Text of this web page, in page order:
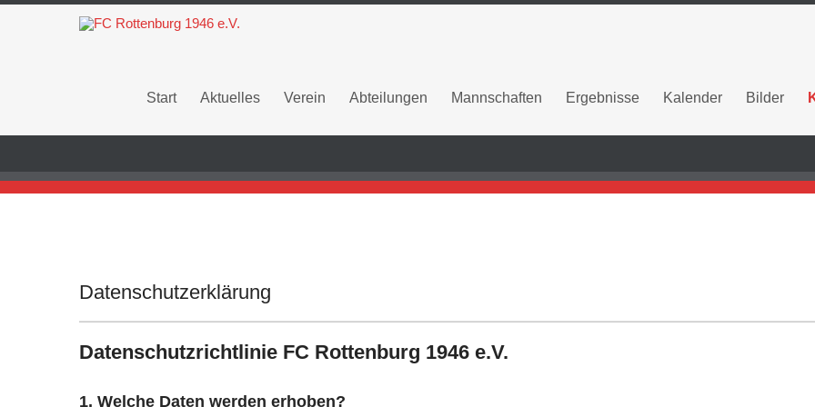
Start Aktuelles Verein Abteilungen Mannschaften Ergebnisse Kalender Bilder
Datenschutzerklärung
Datenschutzrichtlinie FC Rottenburg 1946 e.V.
1. Welche Daten werden erhoben?